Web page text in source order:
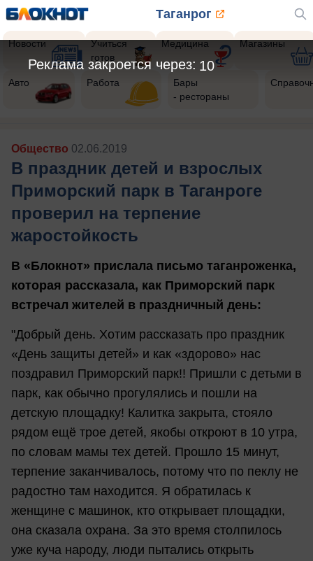
Таганрог
Новости
Учиться
готов
Медицина Магазины
Авто Работа
Бары
- рестораны
Общество 02.06.2019
В праздник детей и взрослых
Приморский парк в Таганроге
проверил на терпение
жаростойкость
В «Блокнот» прислала письмо таганроженка,
которая рассказала, как Приморский парк
встречал жителей в праздничный день:
"Добрый день. Хотим рассказать про праздник
«День защиты детей» и как «здорово» нас
поздравил Приморский парк!! Пришли с детьми в
парк, как обычно прогулялись и пошли на
детскую площадку! Калитка закрыта, стояло
рядом ещё трое детей, якобы откроют в 10 утра,
по словам мамы тех детей. Прошло 15 минут,
терпение заканчивалось, потому что по пеклу не
радостно там находится. Я обратилась к
женщине с машинок, кто открывает площадки,
она сказала охрана. За это время столпилось
уже куча народу, люди пытались открыть
7
Реклама закроется через: